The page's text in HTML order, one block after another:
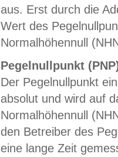
aus. Erst durch die
Wert des
Normalhöhennull
Pegelnullpunkt
Der Pegelnullpunkt
absolut und wird auf
Normalhöhennull
den Betreiber des
eine lange Zeit